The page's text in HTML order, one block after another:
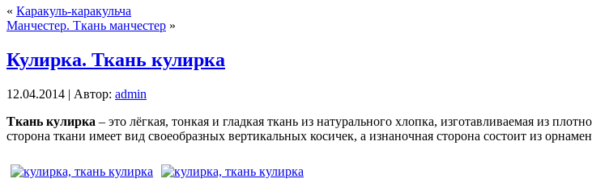
« Каракуль-каракульча
Манчестер. Ткань манчестер »
Кулирка. Ткань кулирка
12.04.2014 | Автор: admin
Ткань кулирка – это лёгкая, тонкая и гладкая ткань из натурального хлопка, изготавливаемая из
сторона ткани имеет вид своеобразных вертикальных косичек, а изнаночная сторона состоит из